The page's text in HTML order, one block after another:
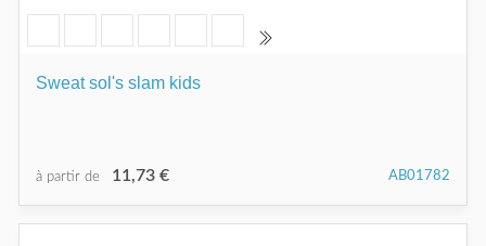
Sweat sol's slam kids
à partir de 11,73 € AB01782